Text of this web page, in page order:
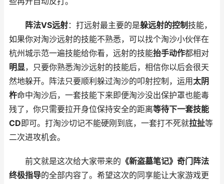
阵法VS远射：打远射最主要的是躲远射的控制技能，
如果你对淘沙远射的技能不熟悉，可以找个淘沙小伙伴在
杭州城示范一遍技能给你看，远射的技能抬手动作都相对
明显，只要你熟悉淘沙远射的技能后，相信你以后会很天
然地躲开。阵法只要顺利躲过淘沙的叩射控制，运用 太阴
杵命中淘沙后，一套技能下来即便淘沙没出保护罩也能毒
残了，你只需要拉开身位保持安全的距离等待下一套技能
CD即可。打淘沙切记不能硬刚到底，一套打不死就拉扯等
二次进攻机会。
前文就是这次给大家带来的 《新盗墓笔记》奇门阵法
终极指导的全部内容了。希望这次的同享能让大家游戏更